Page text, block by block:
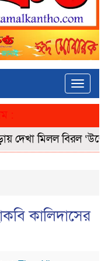
Toggle
:
মিলল বিরল
কালিদাসের